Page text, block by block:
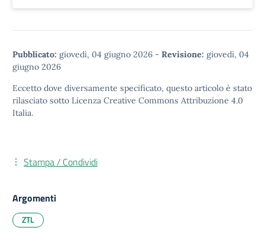
Pubblicato: giovedì, 04 giugno 2026 - Revisione: giovedì, 04
giugno 2026
Eccetto dove diversamente specificato, questo articolo è stato
rilasciato sotto Licenza Creative Commons Attribuzione 4.0
Italia.
Stampa / Condividi
Argomenti
ZTL